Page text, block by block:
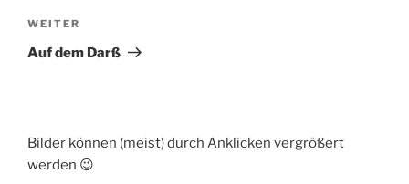
Nächster
Beitrag
WEITER
Auf dem Darß
Bilder können (meist) durch Anklicken vergrößert
werden 😉